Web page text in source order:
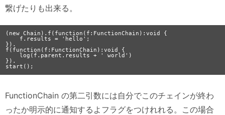
繋げたりも出来る。
(new Chain).f(function(f:FunctionChain):void {
}).
f(function(f:FunctionChain):void {
    log(f.parent.results + ' world')
}).
FunctionChain の第二引数には自分でこのチェインが終わ
ったか明示的に通知するよフラグをつけれれる。この場合